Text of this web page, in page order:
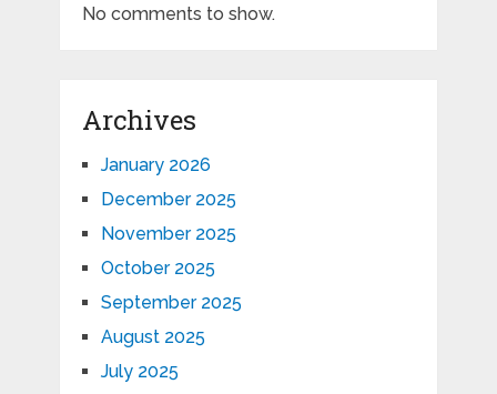
No comments to show.
Archives
January 2026
December 2025
November 2025
October 2025
September 2025
August 2025
July 2025